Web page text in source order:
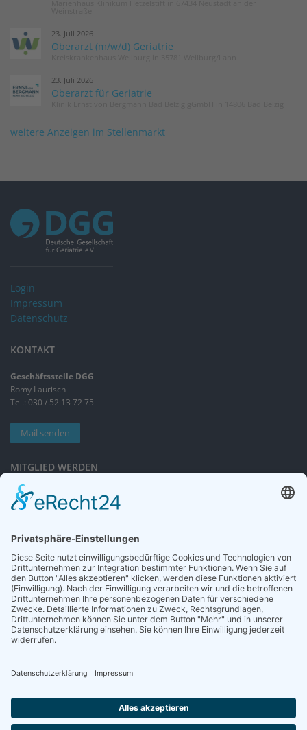
23. Juli 2026
Oberarzt (m/w/d) Geriatrie
23. Juli 2026
Oberarzt für Geriatrie
weitere Anzeigen im Stellenmarkt
Login
Impressum
Datenschutz
KONTAKT
Geschäftsstelle DGG
Romy Laurisch
Tel.: 030 / 52 13 72 75
Mail senden
MITGLIED WERDEN
Sieben gute Gründe
für Ihre Mitgliedschaft
NEWSLETTER
Neuigkeiten rund um die Geriatrie und die DGG – regelmäßig in Ihrem
Postfach.
Die Zeitschrift für Gerontologie und Geriatrie informiert über Neues aus